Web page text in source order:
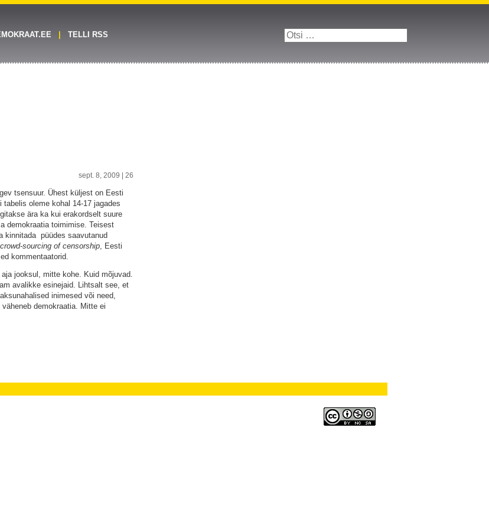
TELLI RSS
sept. 8, 2009 | 26
tsensuur. Ühest küljest on Eesti
oleme kohal 14-17 jagades
ära ka kui erakordselt suure
demokraatia toimimise. Teisest
kinnitada püüdes saavutanud
crowd-sourcing of censorship, Eesti
kommentaatorid.
jooksul, mitte kohe. Kuid mõjuvad.
avalikke esinejaid. Lihtsalt see, et
inimesed või need,
demokraatia. Mitte ei